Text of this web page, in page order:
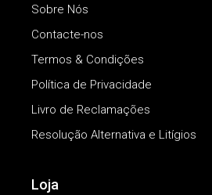
Sobre Nós
Contacte-nos
Termos & Condições
Política de Privacidade
Livro de Reclamações
Resolução Alternativa e Litígios
Loja